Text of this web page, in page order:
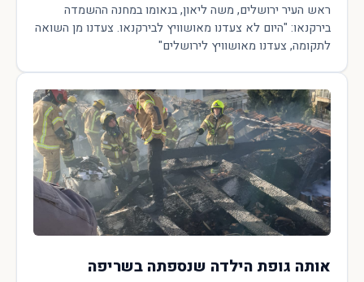
ראש העיר ירושלים, משה ליאון, בנאומו במחנה ההשמדה
בירקנאו: "היום לא צעדנו מאושוויץ לבירקנאו. צעדנו מן השואה
לתקומה, צעדנו מאושוויץ לירושלים"
אותה גופת הילדה שנספתה בשריפה